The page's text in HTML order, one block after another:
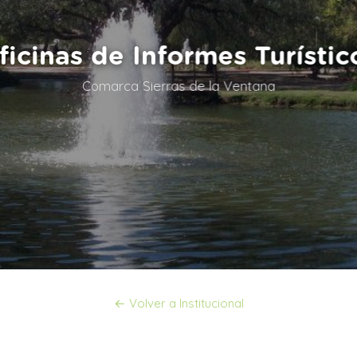
de Informes
Comarca Sierras de la Ventana
← Volver a Institucional